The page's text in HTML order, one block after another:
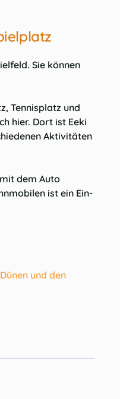
Sie können
Tennisplatz und
hier. Dort ist Eeki
Aktivitäten
dem Auto
ist ein Ein-
und den